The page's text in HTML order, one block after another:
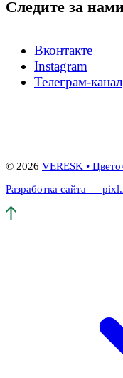
Следите за нами
Вконтакте
Instagram
Телеграм-канал
© 2026 VERESK •
Разработка сайта —